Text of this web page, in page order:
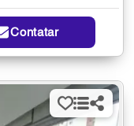
Contatar